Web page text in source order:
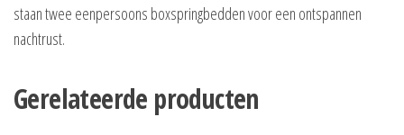
staan twee eenpersoons boxspringbedden voor een ontspannen
nachtrust.
Gerelateerde producten